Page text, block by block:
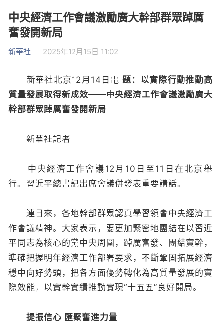
中央經濟工作會議激勵廣大幹部群眾踔厲
奮發開新局
新華社 2025年12月15日 11:02
新華社北京12月14日電題：以實際行動推動高
質量發展取得新成效——中央經濟工作會議激勵廣大
幹部群眾踔厲奮發開新局
新華社記者
中央經濟工作會議12月10日至11日在北京舉
行。習近平總書記出席會議併發表重要講話。
連日來，各地幹部群眾認真學習領會中央經濟工
作會議精神。大家表示，要更加緊密地團結在以習近
平同志為核心的黨中央周圍，踔厲奮發、團結實幹，
準確把握明年經濟工作部署要求，不斷鞏固拓展經濟
穩中向好勢頭，把各方面優勢轉化為高質量發展的實
際效能，以實幹實績推動實現“十五五”良好開局。
提振信心 匯聚奮進力量